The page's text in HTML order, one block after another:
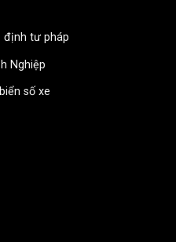
định tư pháp
Nghiệp
số xe